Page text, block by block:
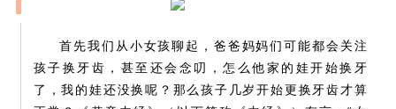
首先我们从小女孩聊起，爸爸妈妈们可能都会关注
孩子换牙齿，甚至还会念叨，怎么他家的娃开始换牙
了，我的娃还没换呢？那么孩子几岁开始更换牙齿才算